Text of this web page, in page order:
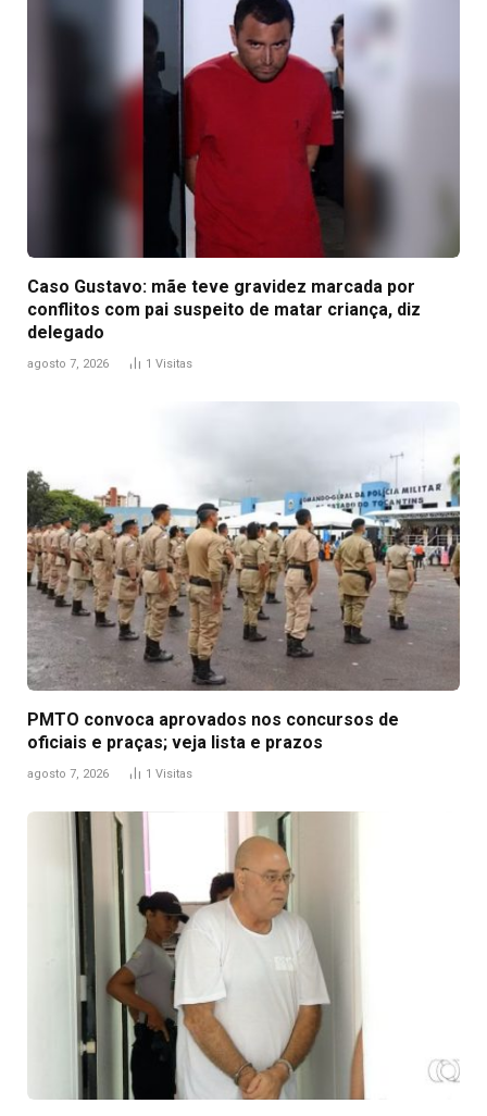
Caso Gustavo: mãe teve gravidez marcada por
conflitos com pai suspeito de matar criança, diz
delegado
agosto 7, 2026 1 Visitas
PMTO convoca aprovados nos concursos de
oficiais e praças; veja lista e prazos
agosto 7, 2026 1 Visitas